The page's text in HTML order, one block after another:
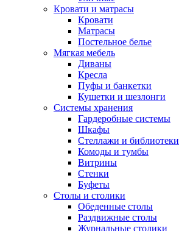
Кровати и матрасы
Кровати
Матрасы
Постельное белье
Мягкая мебель
Диваны
Кресла
Пуфы и банкетки
Кушетки и шезлонги
Системы хранения
Гардеробные системы
Шкафы
Стеллажи и библиотеки
Комоды и тумбы
Витрины
Стенки
Буфеты
Столы и столики
Обеденные столы
Раздвижные столы
Журнальные столики